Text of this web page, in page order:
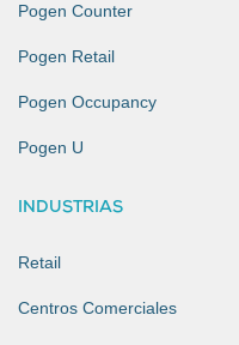
Pogen Counter
Pogen Retail
Pogen Occupancy
Pogen U
INDUSTRIAS
Retail
Centros Comerciales